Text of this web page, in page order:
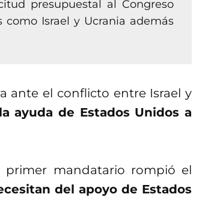
presupuestal al Congreso
Israel y Ucrania además
ante el conflicto entre Israel y
ayuda de Estados Unidos a
primer mandatario rompió el
del apoyo de Estados